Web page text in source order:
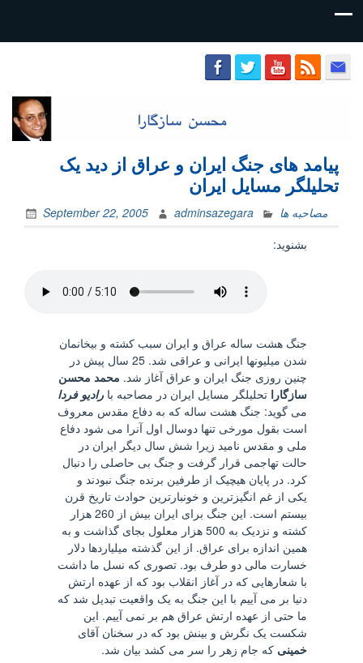
محسن
سازگاراپیامد های جنگ ایران و عراق از دید یک
تحلیلگر مسایل ایران
September 22, 2005 adminsazegara
مصاحبه ها
بشنويد:
جنگ هشت ساله عراق و ایران سبب کشته و بیخانمان
شدن میلیونها ایرانی و عراقی شد. 25 سال پیش در
چنین روزی جنگ ایران و عراق آغاز شد. محمد محسن
سازگارا تحلیلگر مسایل ایران در مصاحبه با رادیو فردا
می گوید: جنگ هشت ساله که به دفاع مقدس معروف
است بقول مورخی تنها دوسال اول آنرا می شود دفاع
ملی و مقدس نامید زیرا شش سال دیگر ایران در
حالت تهاجمی قرار گرفت و جنگ بی حاصلی را دنبال
کرد. در پایان هیچیک از طرفین برنده جنگ نبودند و
یکی از غم انگیزترین و خونبارترین حوادث تاریخ قرن
بیستم است. این جنگ برای ایران بیش از 260 هزار
کشته و نزدیک به 500 هزار معلول بجای گذاشت و به
همین اندازه برای عراق. از این گذشته میلیاردها دلار
خسارت مالی دو طرف بود. تصوری که نسل ما داشت
با شعارهایی که در آغاز انقلاب بود که از عهده ارتش
دنیا بر می آییم با این جنگ به یک واقعیت تبدیل شد که
ما حتی از عهده ارتش عراق هم بر نمی آییم. این
شکست یک نگرش و بینش بود که در سخنان آقای
خمینی که جام زهر را سر می کشد بیان شد.